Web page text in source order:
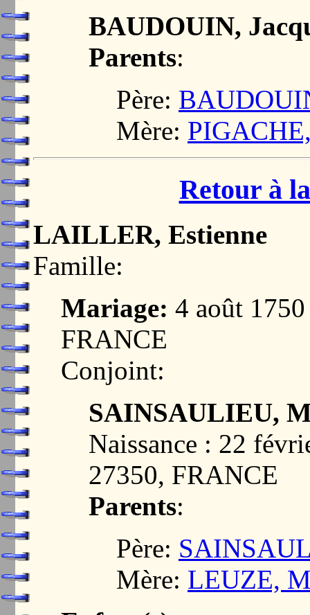
BAUDOUIN,
Parents:
Père:
Mère:
Retour à
LAILLER, Estienne
Famille:
Mariage: 4 août
FRANCE
Conjoint:
SAINSAULIEU,
Naissance : 22
27350, FRANCE
Parents:
Père:
Mère: LEUZE,